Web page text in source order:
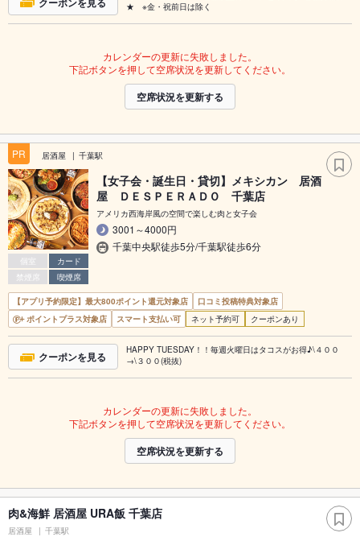
★ ※金・祝前日は除く
カレンダーの更新に失敗しました。
下記ボタンを押して空席状況を更新してください。
空席状況を更新する
PR 居酒屋 千葉駅
個室
カード
禁煙席
喫煙席
【女子会・誕生日・貸切】メキシカン 居酒
屋 ＤＥＳＰＥＲＡＤＯ 千葉店
アメリカ西海岸風の空間で楽しむ肉と女子会
3001～4000円
千葉中央駅徒歩5分/千葉駅徒歩6分
【アプリ予約限定】最大800ポイント還元対象店
口コミ投稿特典対象店
ポイントプラス対象店
スマート支払い可 ネット予約可 クーポンあり
クーポンを見る
HAPPY TUESDAY！！毎週火曜日はタコスがお得♪\４００
→\３００(税抜)
カレンダーの更新に失敗しました。
下記ボタンを押して空席状況を更新してください。
空席状況を更新する
肉&海鮮 居酒屋 URA飯 千葉店
居酒屋 千葉駅